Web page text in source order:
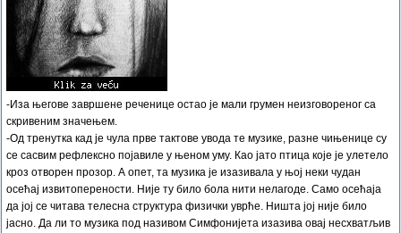
-Иза његове завршене реченице остао је мали грумен неизговореног са
скривеним значењем.
-Од тренутка кад је чула прве тактове увода те музике, разне чињенице су
се сасвим рефлексно појавиле у њеном уму. Као јато птица које је улетело
кроз отворен прозор. А опет, та музика је изазивала у њој неки чудан
осећај извитоперености. Није ту било бола нити нелагоде. Само осећаја
да јој се читава телесна структура физички уврће. Ништа јој није било
јасно. Да ли то музика под називом Симфонијета изазива овај несхватљив